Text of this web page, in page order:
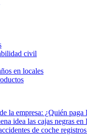
civil
en locales
la empresa: ¿Quién paga
idea las cajas negras en
de coche